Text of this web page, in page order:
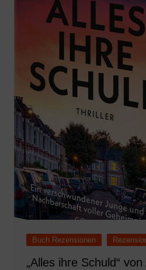
Buch Rezensionen
„Alles ihre Schuld“